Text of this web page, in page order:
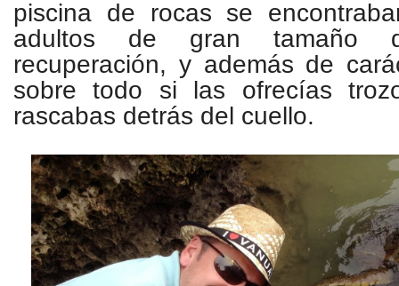
piscina de rocas se
adultos de gran tamaño
recuperación, y además de
sobre todo si las ofrecías
rascabas detrás del cuello.